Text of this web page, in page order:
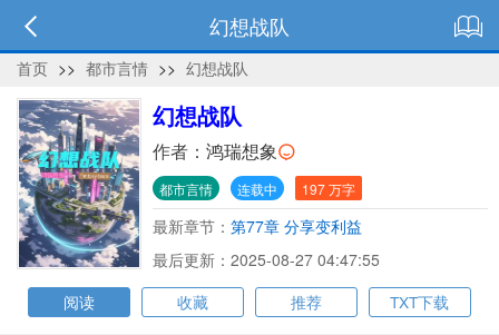
幻想战队
首页 >> 都市言情 >> 幻想战队
幻想战队
作者： 鸿瑞想象
都市言情 连载中 197 万字
最新章节： 第77章 分享变利益
最后更新：2025-08-27 04:47:55
阅读
收藏 推荐 TXT下载